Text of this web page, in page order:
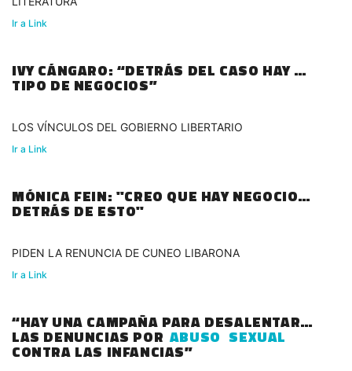
Ir a Link
IVY CÁNGARO: “DETRÁS DEL CASO HAY UN
TIPO DE NEGOCIOS”
LOS VÍNCULOS DEL GOBIERNO LIBERTARIO
Ir a Link
MÓNICA FEIN: "CREO QUE HAY NEGOCIOS
DETRÁS DE ESTO"
PIDEN LA RENUNCIA DE CUNEO LIBARONA
Ir a Link
“HAY UNA CAMPAÑA PARA DESALENTAR
LAS DENUNCIAS POR ABUSO SEXUAL
CONTRA LAS INFANCIAS”